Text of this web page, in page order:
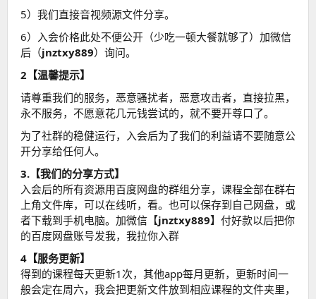
5）我们直接音视频源文件分享。
6）入会价格此处不便公开（少吃一顿大餐就够了）加微信
后（jnztxy889）询问。
2【温馨提示】
请尊重我们的服务，恶意骚扰者，恶意攻击者，直接拉黑，
永不服务，不愿意花几元钱尝试的，就不要开尊口了。
为了社群的稳健运行，入会后为了我们的利益请不要随意公
开分享给任何人。
3.【我们的分享方式】
入会后的所有资源用百度网盘的群组分享，课程全部在群右
上角文件库，可以在线听，看。也可以保存到自己网盘，或
者下载到手机电脑。加微信【jnztxy889】付好款以后把你
的百度网盘账号发我，我拉你入群
4【服务更新】
得到的课程每天更新1次，其他app每月更新，更新时间一
般会定在周六，我会把更新文件放到相应课程的文件夹里，